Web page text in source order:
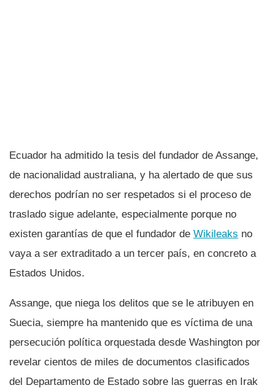
Ecuador ha admitido la tesis del fundador de Assange,
de nacionalidad australiana, y ha alertado de que sus
derechos podrí­an no ser respetados si el proceso de
traslado sigue adelante, especialmente porque no
existen garantí­as de que el fundador de Wikileaks no
vaya a ser extraditado a un tercer paí­s, en concreto a
Estados Unidos.
Assange, que niega los delitos que se le atribuyen en
Suecia, siempre ha mantenido que es ví­ctima de una
persecución polí­tica orquestada desde Washington por
revelar cientos de miles de documentos clasificados
del Departamento de Estado sobre las guerras en Irak